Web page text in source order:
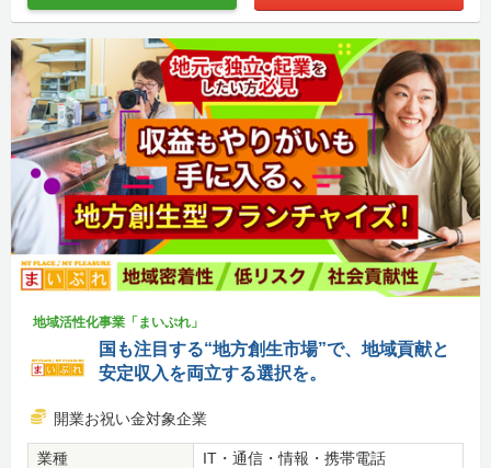
地域活性化事業「まいぷれ」
国も注目する“地方創生市場”で、地域貢献と
安定収入を両立する選択を。
開業お祝い金対象企業
業種
IT・通信・情報・携帯電話